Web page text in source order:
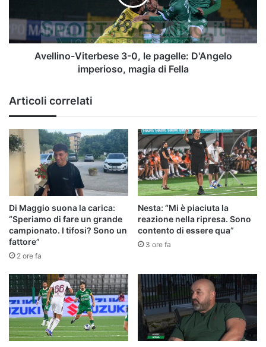
D'Angelo
imperioso,
magia
Avellino-Viterbese 3-0, le pagelle: D'Angelo
imperioso, magia di Fella
Articoli correlati
Di Maggio suona la carica:
“Speriamo di fare un grande
campionato. I tifosi? Sono un
fattore”
2 ore fa
Nesta: “Mi è piaciuta la
reazione nella ripresa. Sono
contento di essere qua”
3 ore fa